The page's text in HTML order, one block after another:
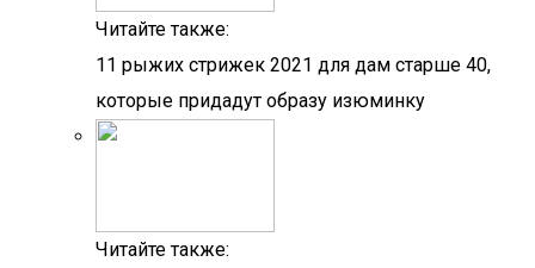
Читайте также:
11 рыжих стрижек 2021 для дам старше 40,
которые придадут образу изюминку
Читайте также: